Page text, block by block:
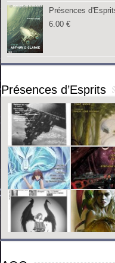
Présences
6.00€
Présences d’Esprits